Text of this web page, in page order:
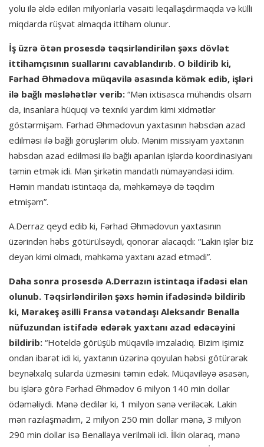
yolu ilə əldə edilən milyonlarla vəsaiti leqallaşdırmaqda və külli
miqdarda rüşvət almaqda ittiham olunur.
İş üzrə ötən prosesdə təqsirləndirilən şəxs dövlət
ittihamçısının suallarını cavablandırıb. O bildirib ki,
Fərhad Əhmədova müqavilə əsasında kömək edib, işləri
ilə bağlı məsləhətlər verib: “Mən ixtisasca mühəndis olsam
da, insanlara hüquqi və texniki yardım kimi xidmətlər
göstərmişəm. Fərhad Əhmədovun yaxtasının həbsdən azad
edilməsi ilə bağlı görüşlərim olub. Mənim missiyam yaxtanın
həbsdən azad edilməsi ilə bağlı aparılan işlərdə koordinasiyanı
təmin etmək idi. Mən şirkətin mandatlı nümayəndəsi idim.
Həmin mandatı istintaqa da, məhkəməyə də təqdim
etmişəm”.
A.Derraz qeyd edib ki, Fərhad Əhmədovun yaxtasının
üzərindən həbs götürülsəydi, qonorar alacaqdı: “Lakin işlər biz
deyən kimi olmadı, məhkəmə yaxtanı azad etmədi”.
Daha sonra prosesdə A.Derrazın istintaqa ifadəsi elan
olunub. Təqsirləndirilən şəxs həmin ifadəsində bildirib
ki, Mərakeş əsilli Fransa vətəndaşı Aleksandr Benalla
nüfuzundan istifadə edərək yaxtanı azad edəcəyini
bildirib: “Hoteldə görüşüb müqavilə imzaladıq. Bizim işimiz
ondan ibarət idi ki, yaxtanın üzərinə qoyulan həbsi götürərək
beynəlxalq sularda üzməsini təmin edək. Müqaviləyə əsasən,
bu işlərə görə Fərhad Əhmədov 6 milyon 140 min dollar
ödəməliydi. Mənə dedilər ki, 1 milyon sənə veriləcək. Lakin
mən razılaşmadım, 2 milyon 250 min dollar mənə, 3 milyon
290 min dollar isə Benallaya verilməli idi. İlkin olaraq, mənə